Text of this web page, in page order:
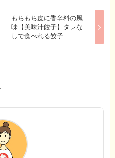
もちもち皮に香辛料の風
味【美味汁餃子】タレな
しで食べれる餃子